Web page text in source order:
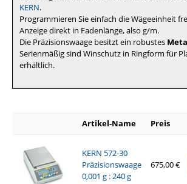
KERN.
Programmieren Sie einfach die Wägeeinheit
Anzeige direkt in Fadenlänge, also g/m.
Die Präzisionswaage besitzt ein robustes
Serienmäßig sind Winschutz in Ringform für
erhältlich.
Artikel-Name Preis
KERN 572-30
Präzisionswaage
0,001 g : 240 g
675,00 €